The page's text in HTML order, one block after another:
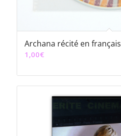
Archana récité en français
1,00€